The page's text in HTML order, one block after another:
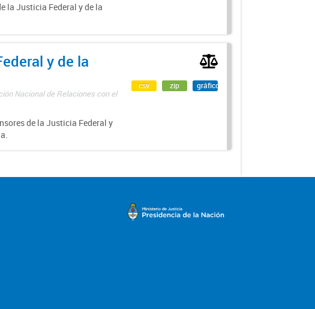
la Justicia Federal y de la
y de la
Nacional de Relaciones con el
de la Justicia Federal y
csv zip gráfico